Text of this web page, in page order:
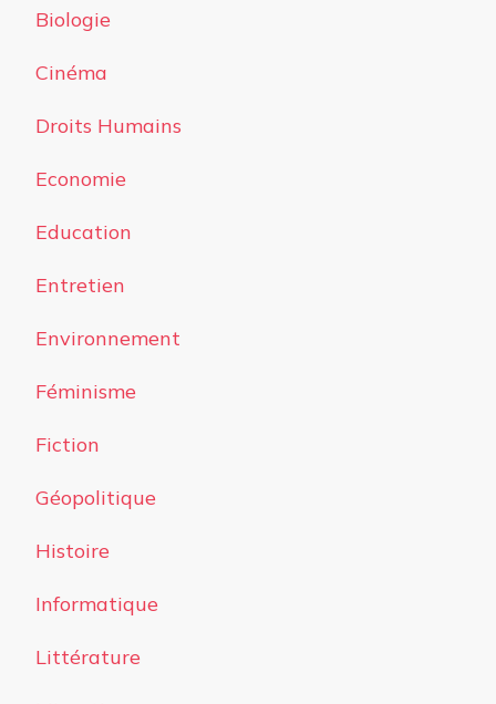
Biologie
Cinéma
Droits Humains
Economie
Education
Entretien
Environnement
Féminisme
Fiction
Géopolitique
Histoire
Informatique
Littérature